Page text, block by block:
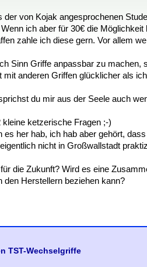
der von Kojak angesprochenen
ich aber für 30€ die
zahle ich diese gern. Vor allem
Sinn Griffe anpassbar zu
mit anderen Griffen glücklicher als
du mir aus der Seele auch
kleine ketzerische Fragen ;-)
es her hab, ich hab aber gehört,
nicht in Großwallstadt
die Zukunft? Wird es eine
Herstellern beziehen kann?
TST-Wechselgriffe